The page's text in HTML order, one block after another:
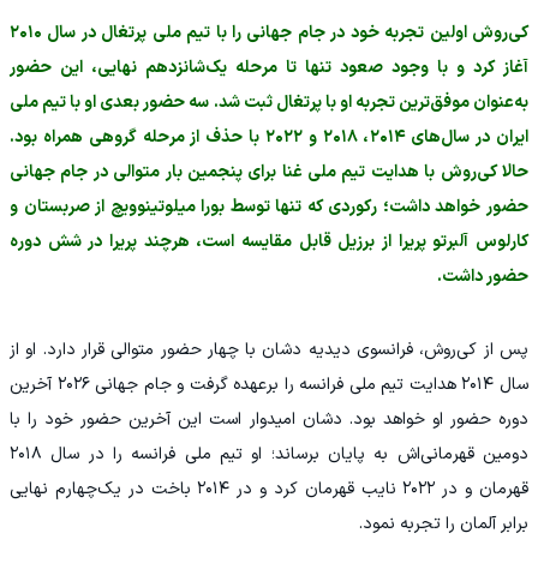
کی‌روش اولین تجربه خود در جام جهانی را با تیم ملی پرتغال در سال ۲۰۱۰
آغاز کرد و با وجود صعود تنها تا مرحله یک‌شانزدهم نهایی، این حضور
به‌عنوان موفق‌ترین تجربه او با پرتغال ثبت شد. سه حضور بعدی او با تیم ملی
ایران در سال‌های ۲۰۱۴، ۲۰۱۸ و ۲۰۲۲ با حذف از مرحله گروهی همراه بود.
حالا کی‌روش با هدایت تیم ملی غنا برای پنجمین بار متوالی در جام جهانی
حضور خواهد داشت؛ رکوردی که تنها توسط بورا میلوتینوویچ از صربستان و
کارلوس آلبرتو پریرا از برزیل قابل مقایسه است، هرچند پریرا در شش دوره
حضور داشت.
پس از کی‌روش، فرانسوی دیدیه دشان با چهار حضور متوالی قرار دارد. او از
سال ۲۰۱۴ هدایت تیم ملی فرانسه را برعهده گرفت و جام جهانی ۲۰۲۶ آخرین
دوره حضور او خواهد بود. دشان امیدوار است این آخرین حضور خود را با
دومین قهرمانی‌اش به پایان برساند؛ او تیم ملی فرانسه را در سال ۲۰۱۸
قهرمان و در ۲۰۲۲ نایب قهرمان کرد و در ۲۰۱۴ باخت در یک‌چهارم نهایی
برابر آلمان را تجربه نمود.